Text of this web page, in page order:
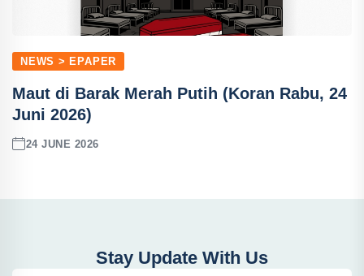
NEWS > EPAPER
Maut di Barak Merah Putih (Koran Rabu, 24
Juni 2026)
24 JUNE 2026
Stay Update With Us